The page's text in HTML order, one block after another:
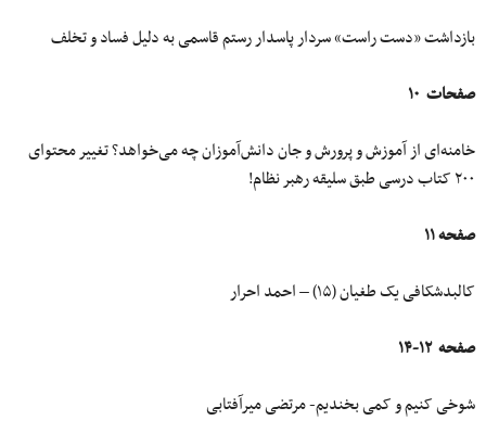
بازداشت «دست راست» سردار پاسدار رستم قاسمی به دلیل فساد و تخلف
صفحات ۱۰
خامنه‌ای از آموزش و پرورش و جان دانش‌آموزان چه می‌خواهد؟ تغییر محتوای
۲۰۰ کتاب درسی طبق سلیقه رهبر نظام!
صفحه ۱۱
کالبدشکافی یک طغیان (۱۵) – احمد احرار
صفحه ۱۲-۱۴
شوخی کنیم و کمی بخندیم- مرتضی میرآفتابی